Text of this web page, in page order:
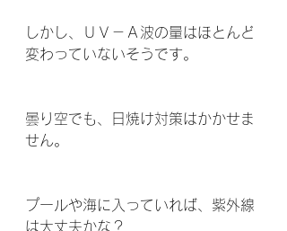
しかし、ＵＶ－Ａ波の量はほとんど
変わっていないそうです。
曇り空でも、日焼け対策はかかせま
せん。
プールや海に入っていれば、紫外線
は大丈夫かな？